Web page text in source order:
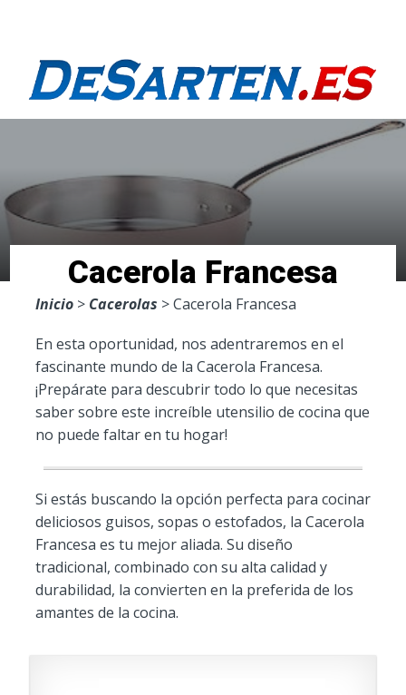
Cacerola Francesa
Inicio> Cacerolas > Cacerola Francesa
En esta oportunidad, nos adentraremos en el
fascinante mundo de la Cacerola Francesa.
¡Prepárate para descubrir todo lo que necesitas
saber sobre este increíble utensilio de cocina que
no puede faltar en tu hogar!
Si estás buscando la opción perfecta para cocinar
deliciosos guisos, sopas o estofados, la Cacerola
Francesa es tu mejor aliada. Su diseño
tradicional, combinado con su alta calidad y
durabilidad, la convierten en la preferida de los
amantes de la cocina.